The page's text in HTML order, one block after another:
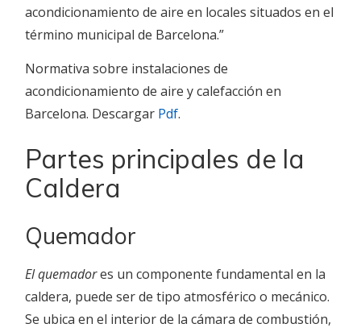
acondicionamiento de aire en locales situados en el
término municipal de Barcelona.”
Normativa sobre instalaciones de
acondicionamiento de aire y calefacción en
Barcelona. Descargar Pdf.
Partes principales de la
Caldera
Quemador
El quemadores un componente fundamental en la
caldera, puede ser de tipo atmosférico o mecánico.
Se ubica en el interior de la cámara de combustión,